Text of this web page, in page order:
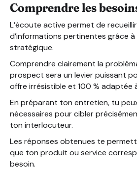
Comprendre les
L’écoute active permet de
d’informations pertinentes grâce
stratégique.
Comprendre clairement la
prospect sera un levier puissant
offre irrésistible et 100 % adaptée
En préparant ton entretien, tu
nécessaires pour cibler
ton interlocuteur.
Les réponses obtenues te
que ton produit ou service
besoin.